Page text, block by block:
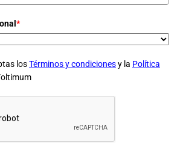
*
losTérminos y condicionesy la Política